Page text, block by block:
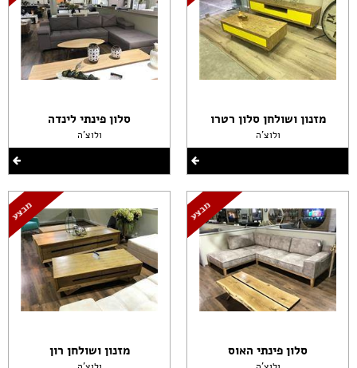
מזנון ושולחן סלון רטרו
ולוצ'ה
סלון פינתי האוס
סלון פינתי לינדה
ולוצ'ה
מזנון ושולחן רון